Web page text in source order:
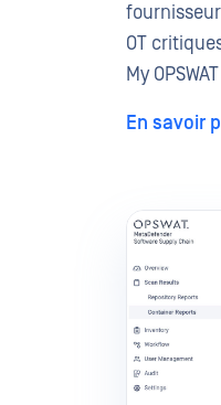
OT
My
En savoir